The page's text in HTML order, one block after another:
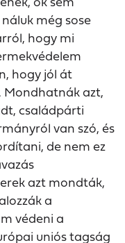
még sose
hogy mi
hogy jól át
Mondhatnák azt,
családpárti
van szó, és
de nem ez
azt mondták,
a
védeni a
uniós tagság